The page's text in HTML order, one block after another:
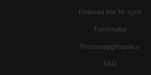
Förbered filer för tryck
Tryckmallar
Personuppgiftspolicy
FAQ